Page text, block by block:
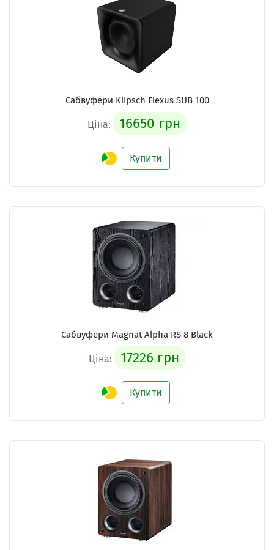
Сабвуфери Klipsch Flexus SUB 100
Ціна: 16650 грн
Купити
Сабвуфери Magnat Alpha RS 8 Black
Ціна: 17226 грн
Купити